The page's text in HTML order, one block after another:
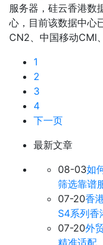
服务器，硅云香港数
心，目前该数据中心
CN2、中国移动CMI
1
2
3
4
下一页
最新文章
08-03如
筛选靠谱
07-20香
S4系列香
07-20外
精准适配